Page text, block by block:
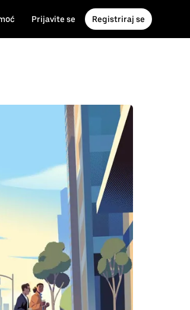
Prijavite se Registriraj se